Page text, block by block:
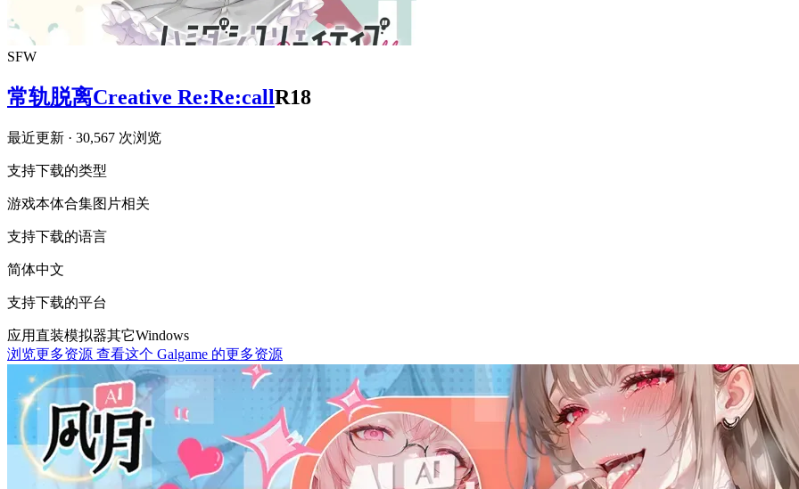
SFW
常轨脱离Creative Re:Re:callR18
最近更新 · 30,567 次浏览
支持下载的类型
游戏本体合集图片相关
支持下载的语言
简体中文
支持下载的平台
应用直装模拟器其它Windows
浏览更多资源 查看这个 Galgame 的更多资源